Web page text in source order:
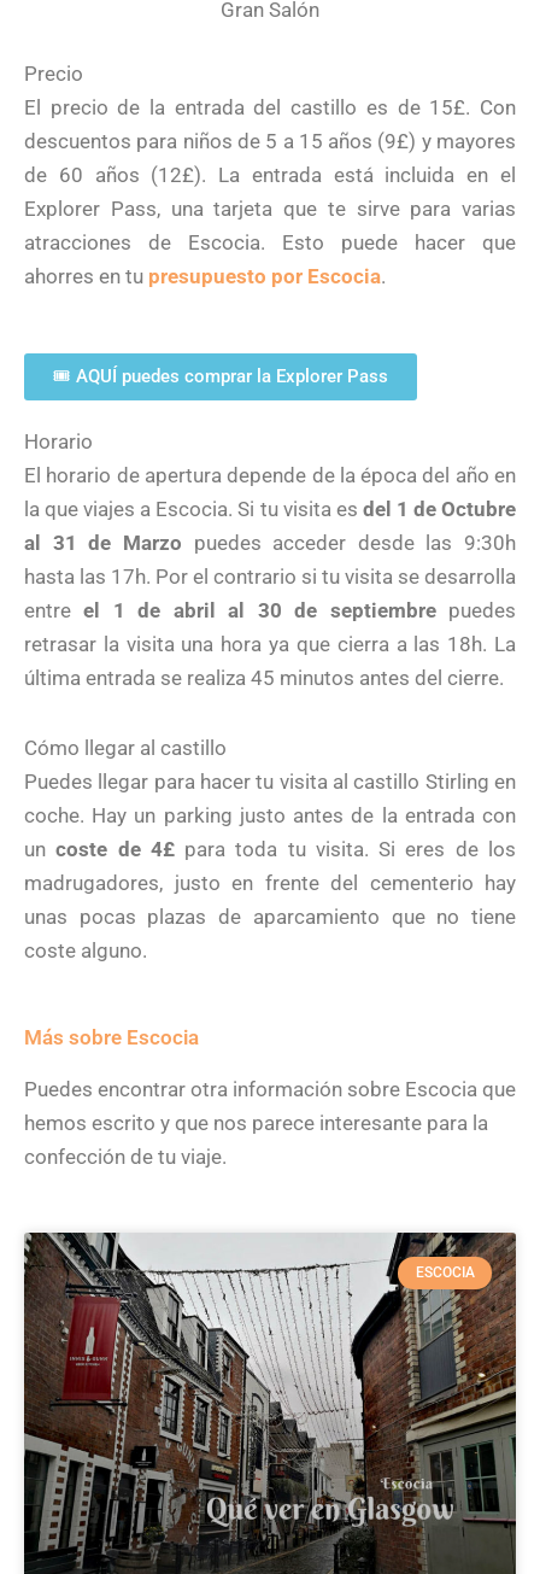
Gran Salón
Precio
El precio de la entrada del castillo es de 15£. Con
descuentos para niños de 5 a 15 años (9£) y mayores
de 60 años (12£). La entrada está incluida en el
Explorer Pass, una tarjeta que te sirve para varias
atracciones de Escocia. Esto puede hacer que
ahorres en tu presupuesto por Escocia.
🎟 AQUÍ puedes comprar la Explorer Pass
Horario
El horario de apertura depende de la época del año en
la que viajes a Escocia. Si tu visita es del 1 de Octubre
al 31 de Marzo puedes acceder desde las 9:30h
hasta las 17h. Por el contrario si tu visita se desarrolla
entreel 1 de abril al 30 de septiembrepuedes
retrasar la visita una hora ya que cierra a las 18h. La
última entrada se realiza 45 minutos antes del cierre.
Cómo llegar al castillo
Puedes llegar para hacer tu visita al castillo Stirling en
coche. Hay un parking justo antes de la entrada con
uncoste de 4£para toda tu visita. Si eres de los
madrugadores, justo en frente del cementerio hay
unas pocas plazas de aparcamiento que no tiene
coste alguno.
Más sobre Escocia
Puedes encontrar otra información sobre Escocia que
hemos escrito y que nos parece interesante para la
confección de tu viaje.
ESCOCIA